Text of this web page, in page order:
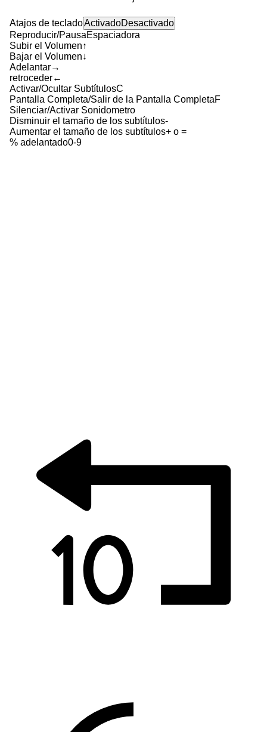
Atajos de tecladoActivadoDesactivado
Reproducir/PausaEspaciadora
Subir el Volumen↑
Bajar el Volumen↓
Adelantar→
retroceder←
Activar/Ocultar SubtítulosC
Pantalla Completa/Salir de la Pantalla CompletaF
Silenciar/Activar Sonidometro
Disminuir el tamaño de los subtítulos-
Aumentar el tamaño de los subtítulos+ o =
% adelantado0-9